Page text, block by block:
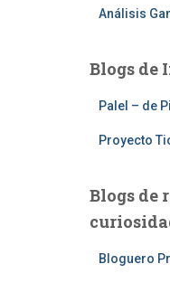
Análisis
Blogs de
Palel – de
Proyecto
Blogs de
Bloguero